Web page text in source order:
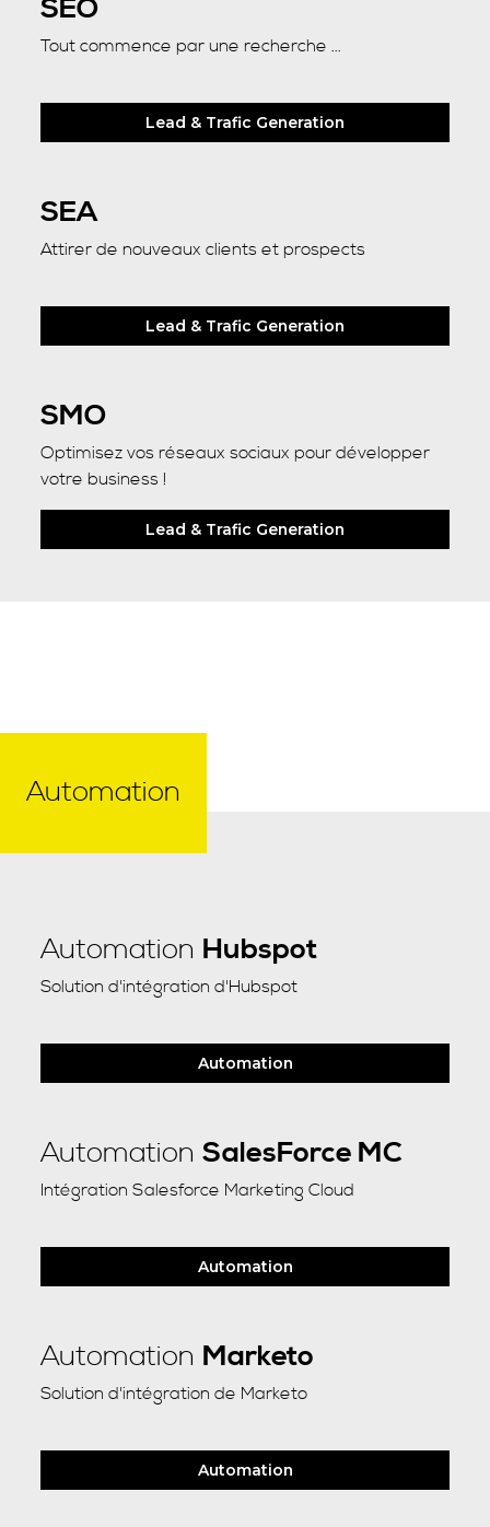
SEO
Tout commence par une recherche ...
Lead & Trafic Generation
SEA
Attirer de nouveaux clients et prospects
Lead & Trafic Generation
SMO
Optimisez vos réseaux sociaux pour développer
votre business !
Lead & Trafic Generation
Automation
Automation Hubspot
Solution d'intégration d'Hubspot
Automation
AutomationSalesForce MC
Intégration Salesforce Marketing Cloud
Automation
Automation Marketo
Solution d'intégration de Marketo
Automation